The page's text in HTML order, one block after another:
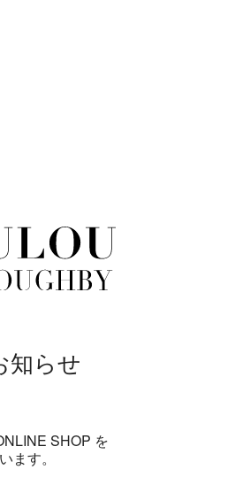
知らせ
SHOP を
ます。